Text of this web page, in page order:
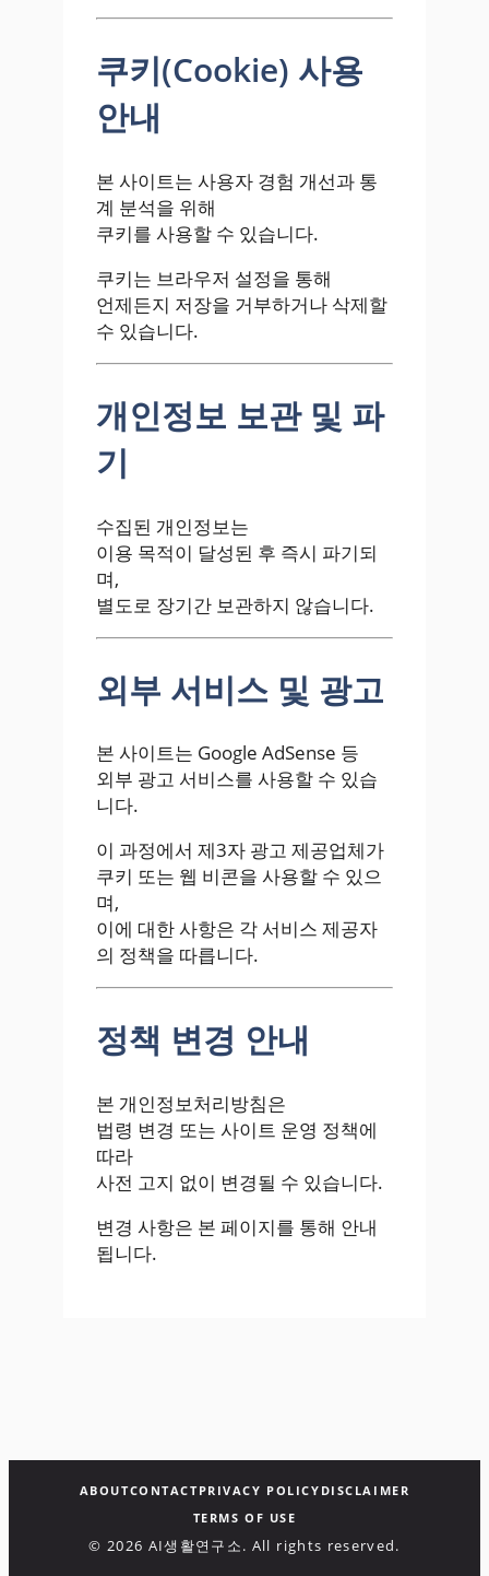
쿠키(Cookie) 사용
안내
본 사이트는 사용자 경험 개선과 통
계 분석을 위해
쿠키를 사용할 수 있습니다.
쿠키는 브라우저 설정을 통해
언제든지 저장을 거부하거나 삭제할
수 있습니다.
개인정보 보관 및 파
기
수집된 개인정보는
이용 목적이 달성된 후 즉시 파기되
며,
별도로 장기간 보관하지 않습니다.
외부 서비스 및 광고
본 사이트는 Google AdSense 등
외부 광고 서비스를 사용할 수 있습
니다.
이 과정에서 제3자 광고 제공업체가
쿠키 또는 웹 비콘을 사용할 수 있으
며,
이에 대한 사항은 각 서비스 제공자
의 정책을 따릅니다.
정책 변경 안내
본 개인정보처리방침은
법령 변경 또는 사이트 운영 정책에
따라
사전 고지 없이 변경될 수 있습니다.
변경 사항은 본 페이지를 통해 안내
됩니다.
ABOUTCONTACTPRIVACY POLICY DISCLAIMER
TERMS OF USE
© 2026 AI생활연구소. All rights reserved.